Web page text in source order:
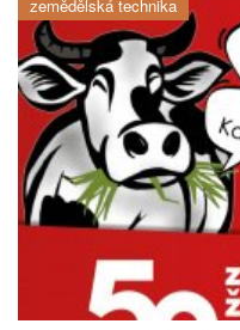
zemědělská technika